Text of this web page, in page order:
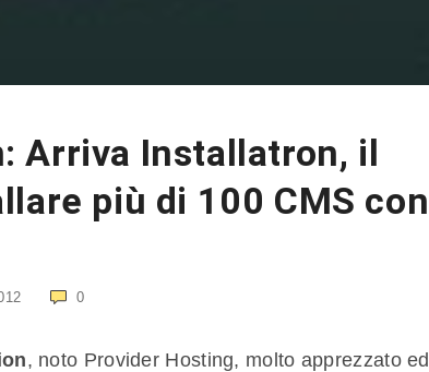
Arriva Installatron, il
più di 100 CMS con
0
, noto Provider Hosting, molto apprezzato ed